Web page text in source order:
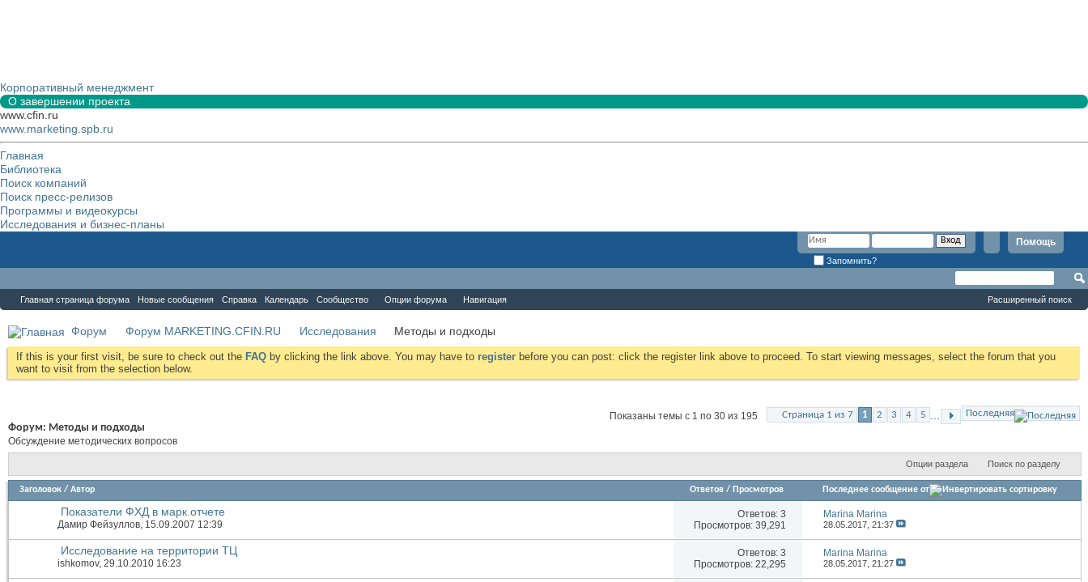
Корпоративный менеджмент
О завершении проекта
www.cfin.ru
www.marketing.spb.ru
Главная
Библиотека
Поиск компаний
Поиск пресс-релизов
Программы и видеокурсы
Исследования и бизнес-планы
Помощь
Запомнить?
Главная страница форума Новые сообщения Справка Календарь Сообщество Опции форума Навигация Расширенный поиск
Форум Форум MARKETING.CFIN.RU Исследования Методы и подходы
If this is your first visit, be sure to check out the FAQ by clicking the link above. You may have to register before you can post: click the register link above to proceed. To start viewing messages, select the forum that you
want to visit from the selection below.
Страница 1 из 7 1 2 3 4 5 Последняя
Показаны темы с 1 по 30 из 195
Форум: Методы и подходы
Обсуждение методических вопросов
Опции раздела Поиск по разделу
Заголовок / Автор Ответов / Просмотров Последнее сообщение от
Показатели ФХД в марк.отчете
Дамир Фейзуллов, 15.09.2007 12:39
Ответов: 3
Просмотров: 39,291
Marina Marina
28.05.2017,21:37
Исследование на территории ТЦ
ishkomov, 29.10.2010 16:23
Ответов: 3
Просмотров: 22,295
Marina Marina
28.05.2017,21:27